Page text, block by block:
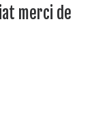
merci de